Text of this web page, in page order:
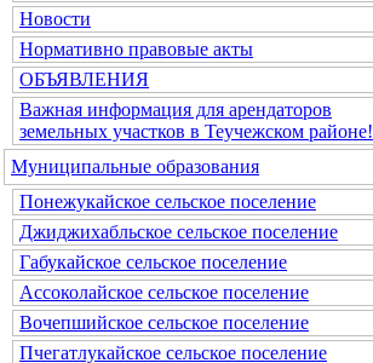
Новости
Нормативно правовые акты
ОБЪЯВЛЕНИЯ
Важная информация для арендаторов
земельных участков в Теучежском районе!
Муниципальные образования
Понежукайское сельское поселение
Джиджихабльское сельское поселение
Габукайское сельское поселение
Ассоколайское сельское поселение
Вочепшийское сельское поселение
Пчегатлукайское сельское поселение